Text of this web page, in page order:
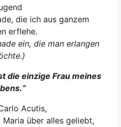
die ich aus ganzem
erflehe.
ein, die man erlangen
die einzige Frau meines
Acutis,
über alles geliebt,